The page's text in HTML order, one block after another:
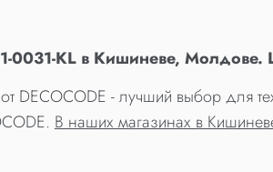
0031-KL в Кишиневе, Молдове.
DECOCODE - лучший выбор для
В наших магазинах в